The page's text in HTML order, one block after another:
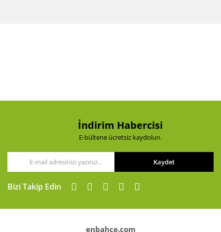
Ürün fiyatı diğer sitelerden daha pahalı.
Gönder
İndirim Habercisi
E-bültene ücretsiz kaydolun.
Kaydet
Bizi Takip Edin
enbahce.com